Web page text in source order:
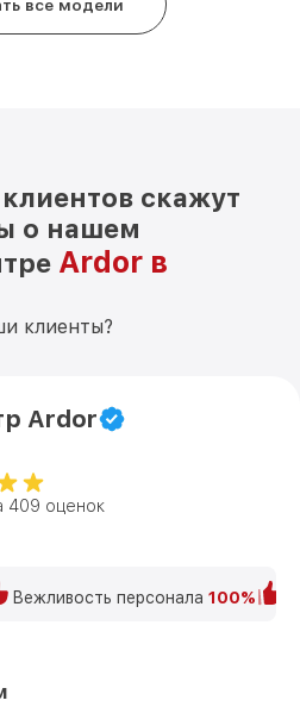
все модели
скажут
о нашем
Ardor в
клиенты?
Ardor
409 оценок
Вежливость персонала 100%